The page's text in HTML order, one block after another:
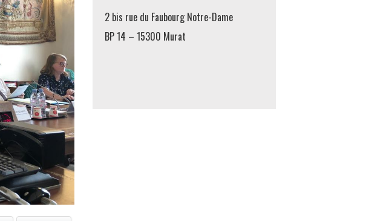
2 bis rue du Faubourg Notre-Dame
BP 14 – 15300 Murat